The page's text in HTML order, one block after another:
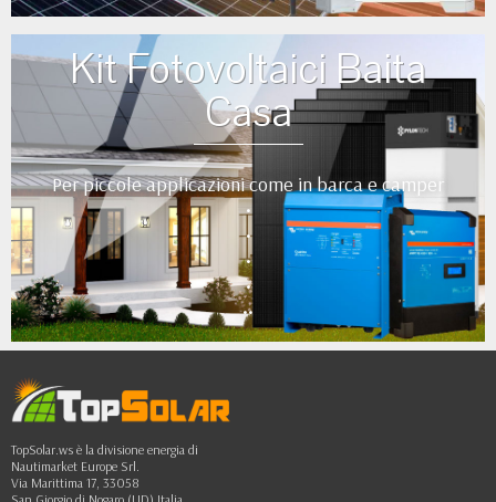
Kit Fotovoltaici Baita
Casa
Per piccole applicazioni come in barca e camper
•
•
•
•
••
TopSolar.ws è la divisione energia di
Nautimarket Europe Srl.
Via Marittima 17, 33058